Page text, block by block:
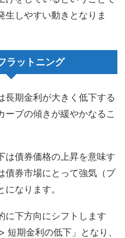
生しやすい動きとなりま
ラットニング
長期金利が大きく低下する
ーブの傾きが緩やかなるこ
は債券価格の上昇を意味す
債券市場にとって強気（プ
なります。
に下方向にシフトします
短期金利の低下」となり、